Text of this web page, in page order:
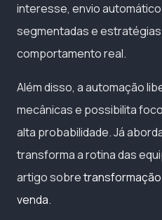
interesse, envio
segmentadas e
comportamento real.
Além disso, a automação
mecânicas e possibilita
alta probabilidade. Já
transforma a rotina das
artigo sobre
venda.